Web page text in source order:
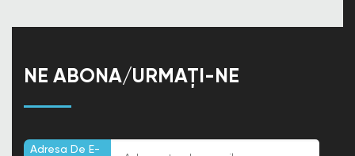
NE ABONA/URMAȚI-NE
Adresa De E-